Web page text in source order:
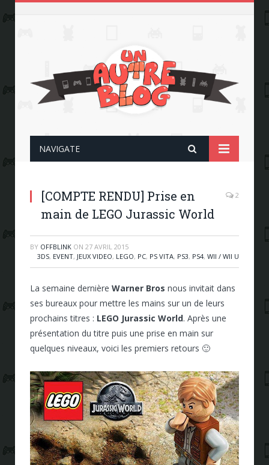
NAVIGATE
[COMPTE RENDU] Prise en
main de LEGO Jurassic World
2
BY OFFBLINK ON 27 AVRIL 2015
3DS, EVENT, JEUX VIDEO, LEGO, PC, PS VITA, PS3, PS4, WII / WII U
La semaine dernière Warner Bros nous invitait dans
ses bureaux pour mettre les mains sur un de leurs
prochains titres : LEGO Jurassic World. Après une
présentation du titre puis une prise en main sur
quelques niveaux, voici les premiers retours 🙂